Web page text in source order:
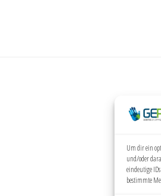
Um dir ein
und/oder
eindeutige
bestimmte